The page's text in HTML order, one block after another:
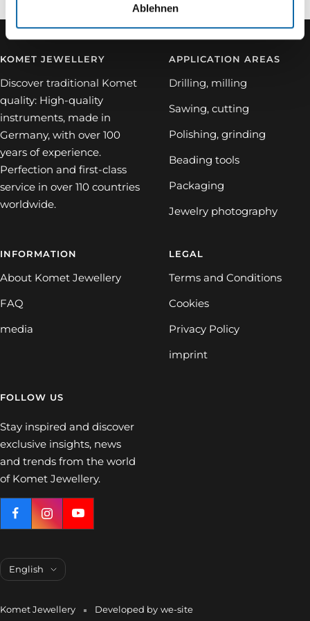
Ablehnen
KOMET JEWELLERY
Discover traditional Komet
quality: High-quality
instruments, made in
Germany, with over 100
years of experience.
Perfection and first-class
service in over 110 countries
worldwide.
APPLICATION AREAS
Drilling, milling
Sawing, cutting
Polishing, grinding
Beading tools
Packaging
Jewelry photography
INFORMATION
About Komet Jewellery
FAQ
media
LEGAL
Terms and Conditions
Cookies
Privacy Policy
imprint
FOLLOW US
Stay inspired and discover
exclusive insights, news
and trends from the world
of Komet Jewellery.
Language
English
Komet Jewellery Developed by we-site